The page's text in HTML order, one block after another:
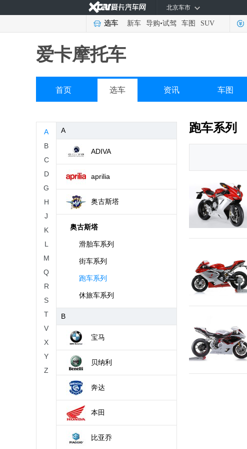
北京车市
选车 新车 导购•试驾 车图 SUV
爱卡摩托车
首页 选车 资讯 车图
A
B
C
D
G
H
J
K
L
M
Q
R
S
T
V
X
Y
Z
A
ADIVA
aprilia
奥古斯塔
奥古斯塔
滑胎车系列
街车系列
跑车系列
休旅车系列
B
宝马
贝纳利
奔达
本田
比亚乔
跑车系列